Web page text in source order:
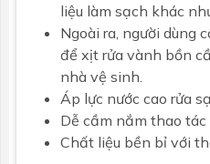
liệu làm sạch khác
Ngoài ra, người dùng
để xịt rửa vành bồn
nhà vệ sinh.
Áp lực nước cao rửa
Dễ cầm nắm thao tác
Chất liệu bền bỉ với